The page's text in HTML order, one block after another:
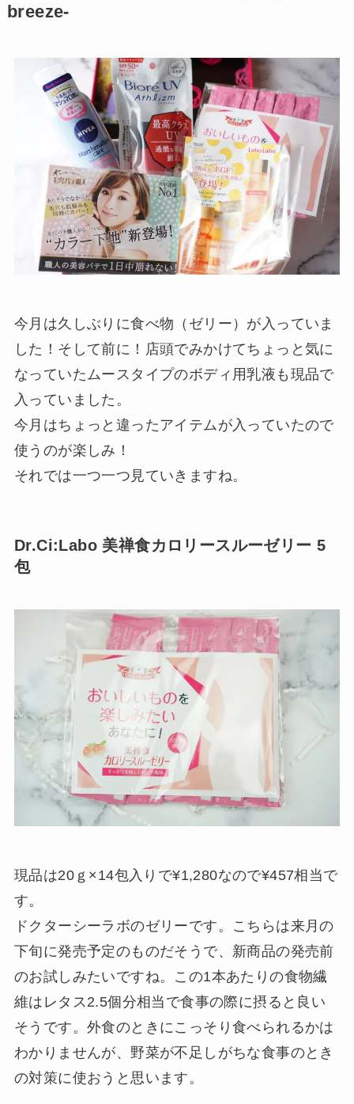
breeze-
今月は久しぶりに食べ物（ゼリー）が入っていま
した！そして前に！店頭でみかけてちょっと気に
なっていたムースタイプのボディ用乳液も現品で
入っていました。
今月はちょっと違ったアイテムが入っていたので
使うのが楽しみ！
それでは一つ一つ見ていきますね。
Dr.Ci:Labo 美禅食カロリースルーゼリー 5
包
現品は20ｇ×14包入りで¥1,280なので¥457相当で
す。
ドクターシーラボのゼリーです。こちらは来月の
下旬に発売予定のものだそうで、新商品の発売前
のお試しみたいですね。この1本あたりの食物繊
維はレタス2.5個分相当で食事の際に摂ると良い
そうです。外食のときにこっそり食べられるかは
わかりませんが、野菜が不足しがちな食事のとき
の対策に使おうと思います。